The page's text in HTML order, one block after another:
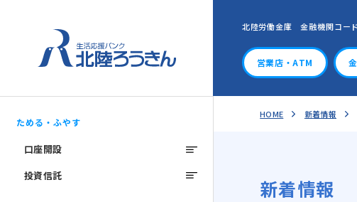
ためる・ふやす
口座開設
投資信託
北陸労働金庫 金融機関コー
営業店・ATM
HOME 新着情報
新着情報